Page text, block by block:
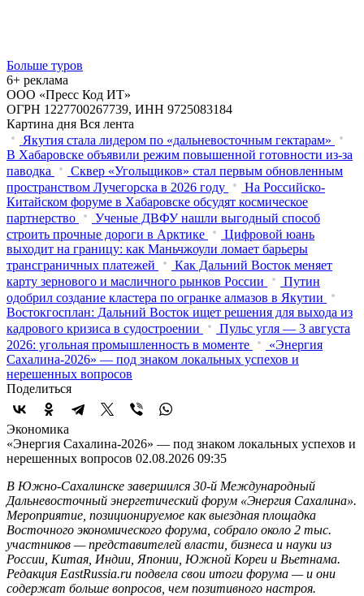
Больше туров
6+ реклама
ООО «Пресс Код ИТ»
ОГРН 1227700267739, ИНН 9725083184
Картина дня Вся лента
Якутия стала лидером по «дальневосточным гектарам»
В Хабаровске объявили режим повышенной готовности из‑за
паводка
Сквер «Угольщиков» стал первым обновленным
пространством Лучегорска в 2026 году
На Российско-
Китайском форуме в Хабаровске обсудят космическое
партнерство
Ученые ДВФУ нашли выгодный способ
строить прочные дороги в Арктике
Цифровой юань
выходит на границу: как Маньчжоули ломает барьеры
трансграничных платежей
Как Дальний Восток меняет
карту зернового и масличного рынков России
Путин
одобрил создание кластера по огранке алмазов в Якутии
Востокгосплан: Дальний Восток ищет решения для выхода из
кадрового кризиса в судостроении
Пульс угля — 3 августа
2026: угольная промышленность в моменте
«Энергия
Сахалина-2026» — под знаком локальных успехов и
нерешенных вопросов
Поделиться
Экономика
«Энергия Сахалина-2026» — под знаком локальных успехов и
нерешенных вопросов 02.08.2026 09:35
В Южно-Сахалинске завершился 30-й Международный
Дальневосточный энергетический форум «Энергия Сахалина».
Мероприятие, позиционируемое как выездная площадка
Восточного экономического форума, собрало около 2 тыс.
участников — представителей власти, бизнеса и науки из
России, Китая, Индии, Японии, Южной Кореи и Вьетнама.
Редакция EastRussia.ru подвела свои итоги форума — и они
содержат больше вопросов, чем позитивного настроя.